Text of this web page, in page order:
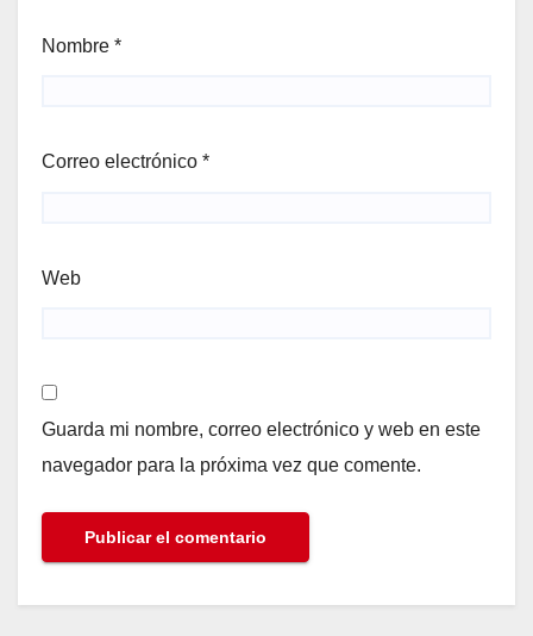
Nombre *
Correo electrónico *
Web
Guarda mi nombre, correo electrónico y web en este
navegador para la próxima vez que comente.